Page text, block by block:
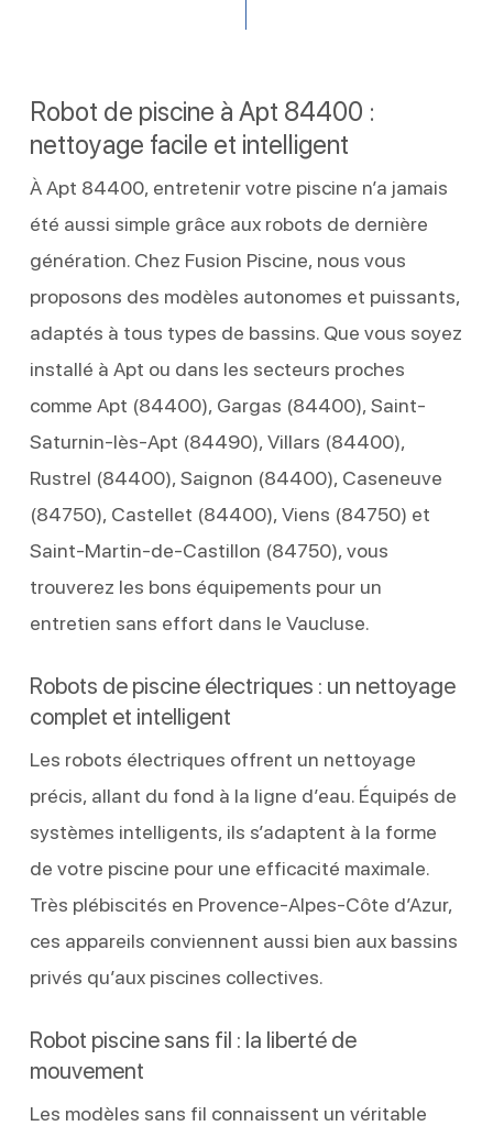
Robot de piscine à Apt 84400 :
nettoyage facile et intelligent
À Apt 84400, entretenir votre piscine n’a jamais
été aussi simple grâce aux robots de dernière
génération. Chez Fusion Piscine, nous vous
proposons des modèles autonomes et puissants,
adaptés à tous types de bassins. Que vous soyez
installé à Apt ou dans les secteurs proches
comme Apt (84400), Gargas (84400), Saint-
Saturnin-lès-Apt (84490), Villars (84400),
Rustrel (84400), Saignon (84400), Caseneuve
(84750), Castellet (84400), Viens (84750) et
Saint-Martin-de-Castillon (84750), vous
trouverez les bons équipements pour un
entretien sans effort dans le Vaucluse.
Robots de piscine électriques : un nettoyage
complet et intelligent
Les robots électriques offrent un nettoyage
précis, allant du fond à la ligne d’eau. Équipés de
systèmes intelligents, ils s’adaptent à la forme
de votre piscine pour une efficacité maximale.
Très plébiscités en Provence-Alpes-Côte d’Azur,
ces appareils conviennent aussi bien aux bassins
privés qu’aux piscines collectives.
Robot piscine sans fil : la liberté de
mouvement
Les modèles sans fil connaissent un véritable